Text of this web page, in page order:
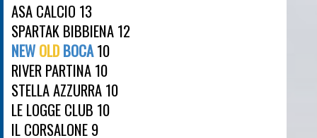
ASA CALCIO 13
SPARTAK BIBBIENA 12
NEW OLD BOCA10
RIVER PARTINA 10
STELLA AZZURRA 10
LE LOGGE CLUB 10
IL CORSALONE 9